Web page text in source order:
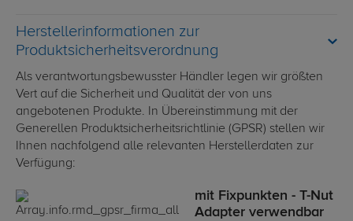
Herstellerinformationen zur
Produktsicherheitsverordnung
Als verantwortungsbewusster Händler legen wir größten
Vert auf die Sicherheit und Qualität der von uns
angebotenen Produkte. In Übereinstimmung mit der
Generellen Produktsicherheitsrichtlinie (GPSR) stellen wir
Ihnen nachfolgend alle relevanten Herstellerdaten zur
Verfügung:
mit Fixpunkten - T-Nut
Adapter verwendbar